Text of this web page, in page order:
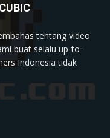
tentang video
buat selalu up-to-
Indonesia tidak